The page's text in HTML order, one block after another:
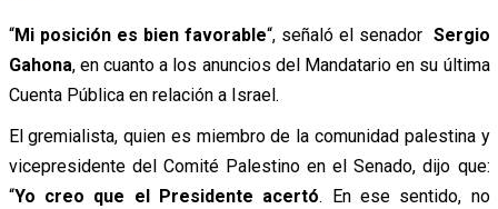
“Mi posición es bien favorable“, señaló el senador Sergio
Gahona, en cuanto a los anuncios del Mandatario en su última
Cuenta Pública en relación a Israel.
El gremialista, quien es miembro de la comunidad palestina y
vicepresidente del Comité Palestino en el Senado, dijo que:
“Yo creo que el Presidente acertó. En ese sentido, no